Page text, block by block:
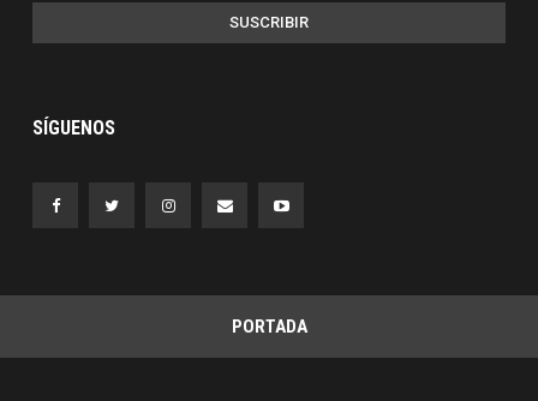
SUSCRIBIR
SÍGUENOS
PORTADA